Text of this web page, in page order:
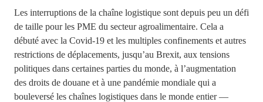
Les interruptions de la chaîne logistique sont depuis peu un défi
de taille pour les PME du secteur agroalimentaire. Cela a
débuté avec la Covid-19 et les multiples confinements et autres
restrictions de déplacements, jusqu’au Brexit, aux tensions
politiques dans certaines parties du monde, à l’augmentation
des droits de douane et à une pandémie mondiale qui a
bouleversé les chaînes logistiques dans le monde entier —